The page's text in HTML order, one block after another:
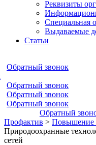
Реквизиты
Специальная
Выдаваемые
Статьи
Обратный звонок
Обратный звонок
Обратный звонок
Обратный звонок
Обратный
Профактив > Повышение
Природоохранные
сетей